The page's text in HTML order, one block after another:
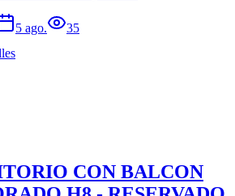
5 ago. 35
CON BALCON